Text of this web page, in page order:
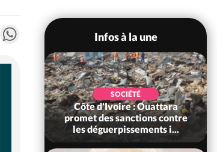
MessengerWhatsApp
Infos à la une
SOCIÉTÉ
Côte d'Ivoire : Ouattara
promet des sanctions contre
les déguerpissements i...